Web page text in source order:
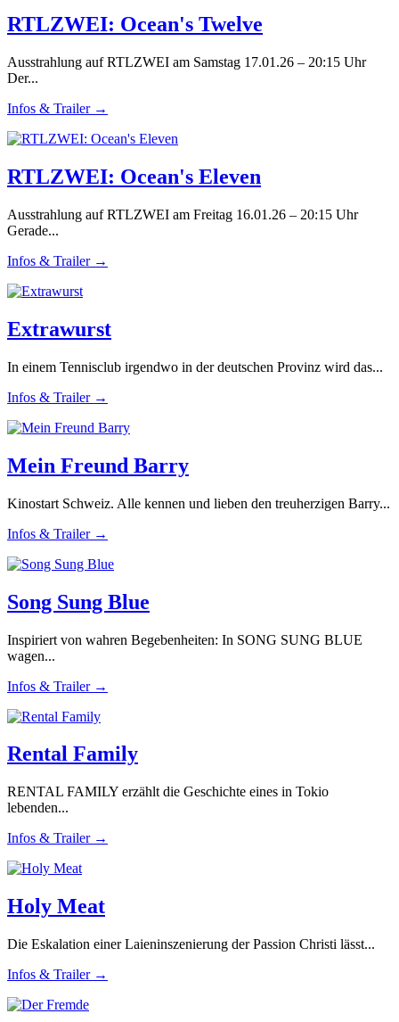
RTLZWEI: Ocean's Twelve
Ausstrahlung auf RTLZWEI am Samstag 17.01.26 – 20:15 Uhr
Der...
Infos & Trailer →
RTLZWEI: Ocean's Eleven
Ausstrahlung auf RTLZWEI am Freitag 16.01.26 – 20:15 Uhr
Gerade...
Infos & Trailer →
Extrawurst
In einem Tennisclub irgendwo in der deutschen Provinz wird das...
Infos & Trailer →
Mein Freund Barry
Kinostart Schweiz. Alle kennen und lieben den treuherzigen Barry...
Infos & Trailer →
Song Sung Blue
Inspiriert von wahren Begebenheiten: In SONG SUNG BLUE
wagen...
Infos & Trailer →
Rental Family
RENTAL FAMILY erzählt die Geschichte eines in Tokio
lebenden...
Infos & Trailer →
Holy Meat
Die Eskalation einer Laieninszenierung der Passion Christi lässt...
Infos & Trailer →